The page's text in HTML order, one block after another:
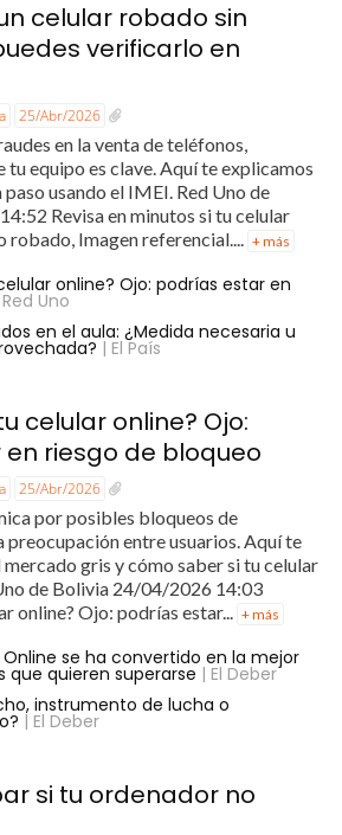
celular robado sin
verificarlo en
25/Abr/2026
en la venta de teléfonos,
equipo es clave. Aquí te explicamos
usando el IMEI. Red Uno de
Revisa en minutos si tu celular
Imagen referencial.... + más
online? Ojo: podrías estar en
Red Uno
en el aula: ¿Medida necesaria u
| El País
celular online? Ojo:
riesgo de bloqueo
25/Abr/2026
por posibles bloqueos de
preocupación entre usuarios. Aquí te
mercado gris y cómo saber si tu celular
de Bolivia 24/04/2026 14:03
online? Ojo: podrías estar... + más
Online se ha convertido en la mejor
que quieren superarse | El Deber
instrumento de lucha o
| El Deber
si tu ordenador no